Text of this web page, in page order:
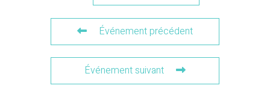
Événement précédent
Événement suivant